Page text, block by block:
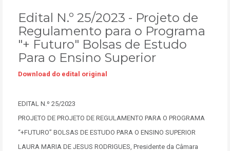
Edital N.º 25/2023 - Projeto de
Regulamento para o Programa
"+ Futuro" Bolsas de Estudo
Para o Ensino Superior
Download do edital original
EDITAL N.º 25/2023
PROJETO DE PROJETO DE REGULAMENTO PARA O PROGRAMA
“+FUTURO” BOLSAS DE ESTUDO PARA O ENSINO SUPERIOR
LAURA MARIA DE JESUS RODRIGUES, Presidente da Câmara